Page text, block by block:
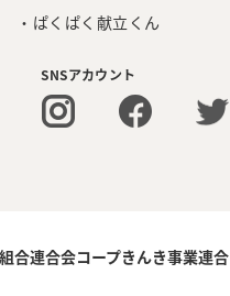
・ぱくぱく献立くん
SNSアカウント
合連合会コープきんき事業連合